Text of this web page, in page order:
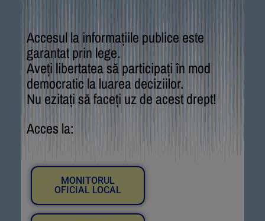
Accesul la informațiile publice este
garantat prin lege.
Aveți libertatea să participați în mod
democratic la luarea deciziilor.
Nu ezitați să faceți uz de acest drept!
Acces la:
MONITORUL
OFICIAL LOCAL